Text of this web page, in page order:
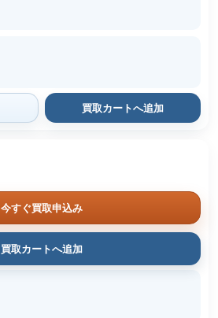
買取カートへ追加
今すぐ買取申込み
買取カートへ追加